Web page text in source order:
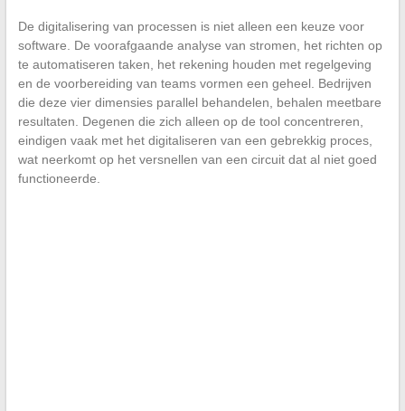
De digitalisering van processen is niet alleen een keuze voor
software. De voorafgaande analyse van stromen, het richten op
te automatiseren taken, het rekening houden met regelgeving
en de voorbereiding van teams vormen een geheel. Bedrijven
die deze vier dimensies parallel behandelen, behalen meetbare
resultaten. Degenen die zich alleen op de tool concentreren,
eindigen vaak met het digitaliseren van een gebrekkig proces,
wat neerkomt op het versnellen van een circuit dat al niet goed
functioneerde.